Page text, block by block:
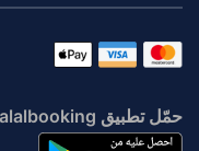
حمّل تطبيق Halalbooking